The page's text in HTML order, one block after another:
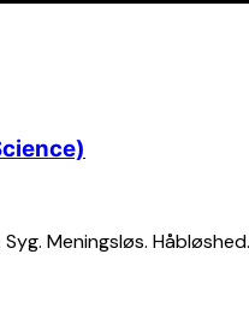
Meningsløs.